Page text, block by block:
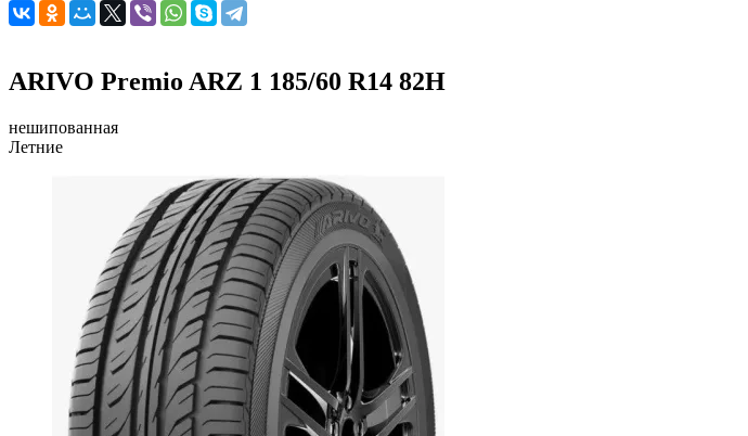
ARIVO Premio ARZ 1 185/60 R14 82H
нешипованная
Летние